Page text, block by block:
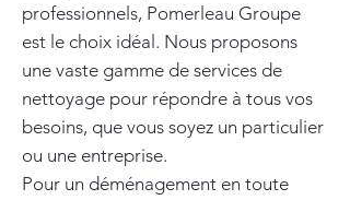
professionnels, Pomerleau Groupe
est le choix idéal. Nous proposons
une vaste gamme de services de
nettoyage pour répondre à tous vos
besoins, que vous soyez un particulier
ou une entreprise.
Pour un déménagement en toute